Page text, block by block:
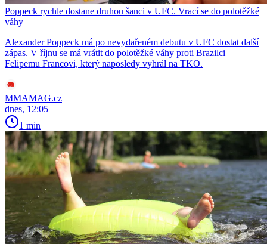
Poppeck rychle dostane druhou šanci v UFC. Vrací se do polotěžké
váhy
Alexander Poppeck má po nevydařeném debutu v UFC dostat další
zápas. V říjnu se má vrátit do polotěžké váhy proti Brazilci
Felipemu Francovi, který naposledy vyhrál na TKO.
MMAMAG.cz
dnes, 12:05
1 min